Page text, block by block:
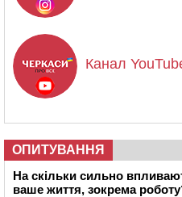
Канал
ОПИТУВАННЯ
На скільки сильно
ваше життя, зокрема